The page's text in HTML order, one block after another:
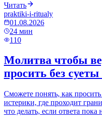
Читать
praktiki-i-ritualy
01.08.2026
24 мин
110
Молитва чтобы
просить без
Сможете понять, как
истерики, где проходит
что делать, если ответа пока